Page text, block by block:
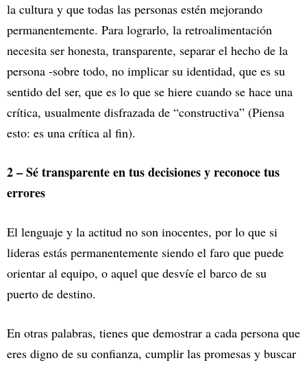
la cultura y que todas las personas estén mejorando
permanentemente. Para lograrlo, la retroalimentación
necesita ser honesta, transparente, separar el hecho de la
persona -sobre todo, no implicar su identidad, que es su
sentido del ser, que es lo que se hiere cuando se hace una
crítica, usualmente disfrazada de “constructiva” (Piensa
esto: es una crítica al fin).
2 – Sé transparente en tus decisiones y reconoce tus
errores
El lenguaje y la actitud no son inocentes, por lo que si
lideras estás permanentemente siendo el faro que puede
orientar al equipo, o aquel que desvíe el barco de su
puerto de destino.
En otras palabras, tienes que demostrar a cada persona que
eres digno de su confianza, cumplir las promesas y buscar